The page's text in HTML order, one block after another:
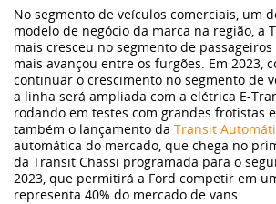
Eletrificação
Dimas
Sustentabilidade
WeCharge
No segmento de veículos comerciais, um
modelo de negócio da marca na região, a
mais cresceu no segmento de
mais avançou entre os furgões. Em 2023,
continuar o crescimento no segmento de
a linha será ampliada com a elétrica E-
rodando em testes com grandes frotistas
também o lançamento da Transit
automática do mercado, que chega no
da Transit Chassi programada para o
2023, que permitirá a Ford competir em
representa 40% do mercado de vans.